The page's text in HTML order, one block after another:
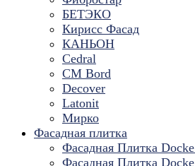
БЕТЭКО
Кирисс Фасад
КАНЬОН
Cedral
CM Bord
Decover
Latonit
Мирко
Фасадная плитка
Фасадная Плитка
Фасадная Плитка